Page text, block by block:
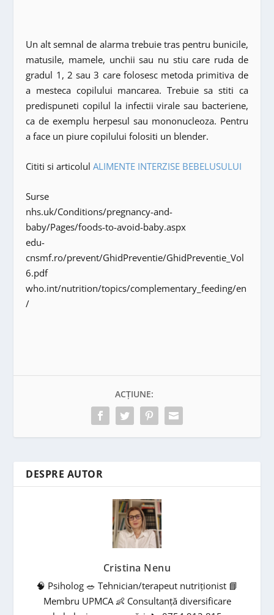
Un alt semnal de alarma trebuie tras pentru bunicile,
matusile, mamele, unchii sau nu stiu care ruda de
gradul 1, 2 sau 3 care folosesc metoda primitiva de
a mesteca copilului mancarea. Trebuie sa stiti ca
predispuneti copilul la infectii virale sau bacteriene,
ca de exemplu herpesul sau mononucleoza. Pentru
a face un piure copilului folositi un blender.
Cititi si articolulALIMENTE INTERZISE BEBELUSULUI
Surse
nhs.uk/Conditions/pregnancy-and-
baby/Pages/foods-to-avoid-baby.aspx
edu-
cnsmf.ro/prevent/GhidPreventie/GhidPreventie_Vol
6.pdf
who.int/nutrition/topics/complementary_feeding/en
/
ACȚIUNE:
DESPRE AUTOR
Cristina Nenu
🧠 Psiholog 🥗 Tehnician/terapeut nutriționist 📘
Membru UPMCA 👶 Consultanță diversificare